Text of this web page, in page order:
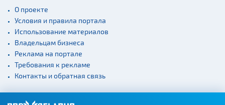
О проекте
Условия и правила портала
Использование материалов
Владельцам бизнеса
Реклама на портале
Требования к рекламе
Контакты и обратная связь